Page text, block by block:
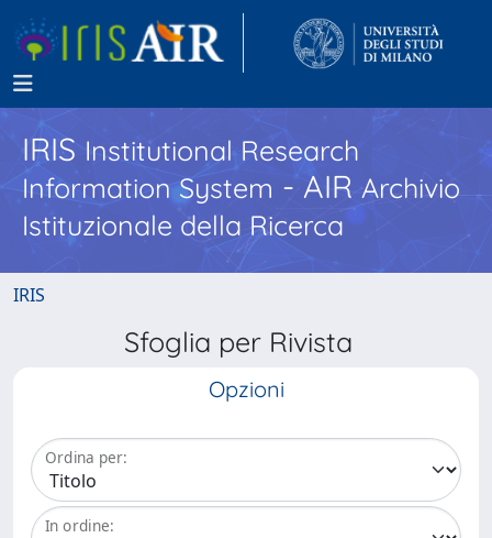
IRISInstitutional Research
Information System - AIR Archivio
Istituzionale della Ricerca
IRIS
Sfoglia per Rivista
Opzioni
Ordina per:
In ordine: